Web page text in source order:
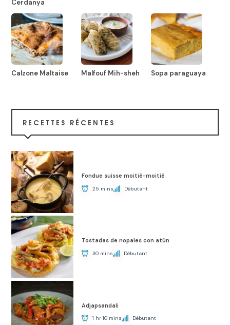
Cerdanya
Calzone Maltaise Malfouf Mih-sheh Sopa paraguaya
RECETTES RÉCENTES
Fondue suisse moitié-moitié
25 mins Débutant
Tostadas de nopales con atún
30 mins Débutant
Adjapsandali
1 hr 10 mins Débutant